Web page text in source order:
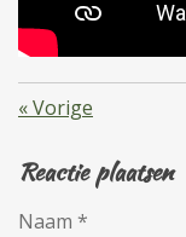
«Vorige
Reactie plaatsen
Naam *